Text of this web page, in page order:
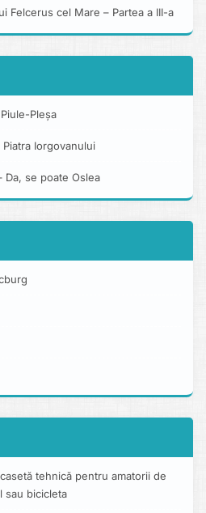
Felcerus cel Mare – Partea a III-a
Pleșa
Iorgovanului
Da, se poate Oslea
tehnică pentru amatorii de
sau bicicleta